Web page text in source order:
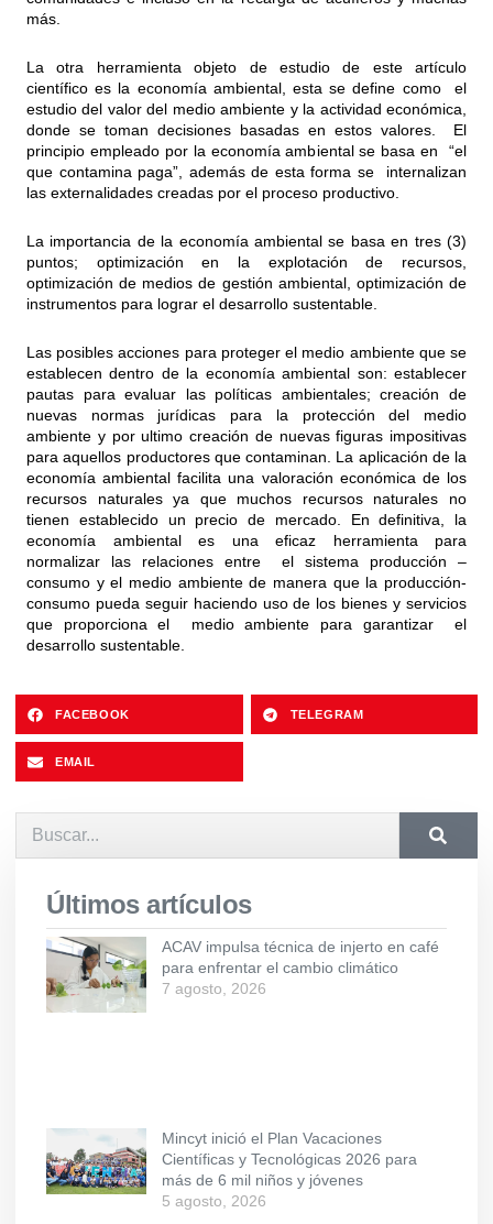
más.
La otra herramienta objeto de estudio de este artículo
científico es la economía ambiental, esta se define como el
estudio del valor del medio ambiente y la actividad económica,
donde se toman decisiones basadas en estos valores. El
principio empleado por la economía ambiental se basa en “el
que contamina paga”, además de esta forma se internalizan
las externalidades creadas por el proceso productivo.
La importancia de la economía ambiental se basa en tres (3)
puntos; optimización en la explotación de recursos,
optimización de medios de gestión ambiental, optimización de
instrumentos para lograr el desarrollo sustentable.
Las posibles acciones para proteger el medio ambiente que se
establecen dentro de la economía ambiental son: establecer
pautas para evaluar las políticas ambientales; creación de
nuevas normas jurídicas para la protección del medio
ambiente y por ultimo creación de nuevas figuras impositivas
para aquellos productores que contaminan. La aplicación de la
economía ambiental facilita una valoración económica de los
recursos naturales ya que muchos recursos naturales no
tienen establecido un precio de mercado. En definitiva, la
economía ambiental es una eficaz herramienta para
normalizar las relaciones entre el sistema producción –
consumo y el medio ambiente de manera que la producción-
consumo pueda seguir haciendo uso de los bienes y servicios
que proporciona el medio ambiente para garantizar el
desarrollo sustentable.
FACEBOOK TELEGRAM
EMAIL
Últimos artículos
ACAV impulsa técnica de injerto en café
para enfrentar el cambio climático
7 agosto, 2026
Mincyt inició el Plan Vacaciones
Científicas y Tecnológicas 2026 para
más de 6 mil niños y jóvenes
5 agosto, 2026